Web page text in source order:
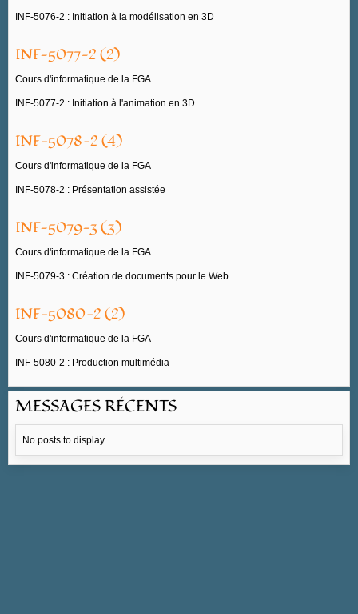
INF-5076-2 : Initiation à la modélisation en 3D
INF-5077-2 (2)
Cours d'informatique de la FGA
INF-5077-2 : Initiation à l'animation en 3D
INF-5078-2 (4)
Cours d'informatique de la FGA
INF-5078-2 : Présentation assistée
INF-5079-3 (3)
Cours d'informatique de la FGA
INF-5079-3 : Création de documents pour le Web
INF-5080-2 (2)
Cours d'informatique de la FGA
INF-5080-2 : Production multimédia
MESSAGES RÉCENTS
No posts to display.